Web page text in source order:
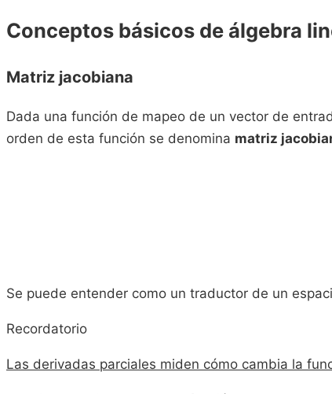
Conceptos básicos de álgebra
Matriz jacobiana
Dada una función de mapeo de un vector de
orden de esta función se denomina matriz
Se puede entender como un traductor de un
Recordatorio
Las derivadas parciales miden cómo cambia la